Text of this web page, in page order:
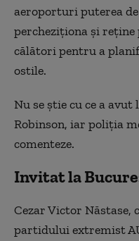
aeroporturi puterea
percheziţiona şi reţine
călători pentru a
ostile.
Nu se ştie cu ce a
Robinson, iar poliţia
comenteze.
Invitat la
Cezar Victor Năstase,
partidului extremist